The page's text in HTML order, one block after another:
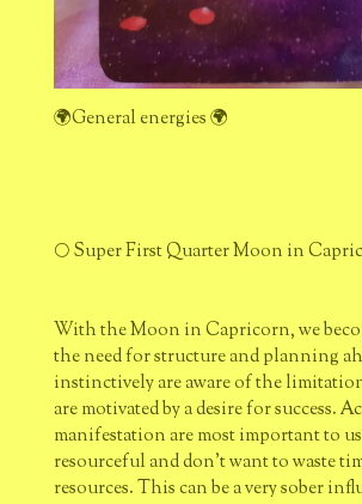
🌍General energies 🌍
🌕 Super First Quarter Moon in
With the Moon in Capricorn, we
the need for structure and planning
instinctively are aware of the
are motivated by a desire for success.
manifestation are most important to
resourceful and don’t want to waste
resources. This can be a very sober